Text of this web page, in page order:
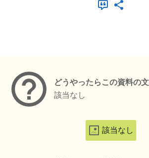
どうやったらこの資料の
該当なし
該当なし